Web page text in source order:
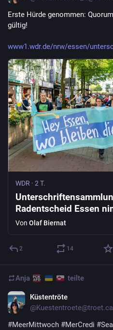
Erste Hürde genommen:
gültig!
www1.wdr.de/nrw/essen/
WDR · 2 T.
Radentscheid Essen
Von Olaf Biernat
2 14
Anja teilte
Küstentröte
@
#MeerMittwoch #MerCredi #